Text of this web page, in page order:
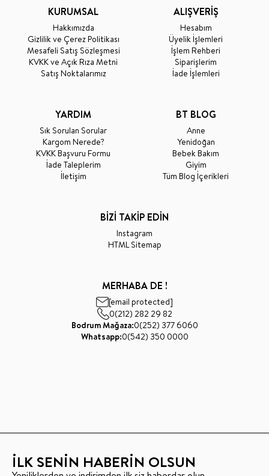
KURUMSAL
Hakkımızda
Gizlilik ve Çerez Politikası
Mesafeli Satış Sözleşmesi
KVKK ve Açık Rıza Metni
Satış Noktalarımız
ALIŞVERİŞ
Hesabım
Üyelik İşlemleri
İşlem Rehberi
Siparişlerim
İade İşlemleri
YARDIM
Sık Sorulan Sorular
Kargom Nerede?
KVKK Başvuru Formu
İade Taleplerim
İletişim
BT BLOG
Anne
Yenidoğan
Bebek Bakım
Giyim
Tüm Blog İçerikleri
BİZİ TAKİP EDİN
Instagram
HTML Sitemap
MERHABA DE !
[email protected]
0(212) 282 29 82
Bodrum Mağaza:0(252) 377 6060
Whatsapp:0(542) 350 0000
İLK SENİN HABERİN OLSUN